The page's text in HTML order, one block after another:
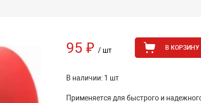
95 ₽ / шт В КОРЗИНУ
В наличии: 1 шт
Применяется для быстрого и